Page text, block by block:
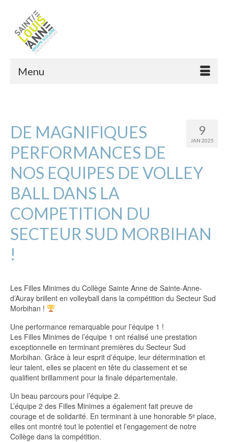
Menu
9
JAN 2025
DE MAGNIFIQUES
PERFORMANCES DE
NOS EQUIPES DE VOLLEY
BALL DANS LA
COMPETITION DU
SECTEUR SUD MORBIHAN
!
Les Filles Minimes du Collège Sainte Anne de Sainte-Anne-
d’Auray brillent en volleyball dans la compétition du Secteur Sud
Morbihan !
Une performance remarquable pour l’équipe 1 !
Les Filles Minimes de l’équipe 1 ont réalisé une prestation
exceptionnelle en terminant premières du Secteur Sud
Morbihan. Grâce à leur esprit d’équipe, leur détermination et
leur talent, elles se placent en tête du classement et se
qualifient brillamment pour la finale départementale.
Un beau parcours pour l’équipe 2.
L’équipe 2 des Filles Minimes a également fait preuve de
courage et de solidarité. En terminant à une honorable 5ᵉ place,
elles ont montré tout le potentiel et l’engagement de notre
Collège dans la compétition.